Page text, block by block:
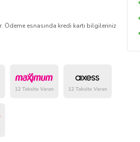
esnasında kredi kartı bilgileriniz